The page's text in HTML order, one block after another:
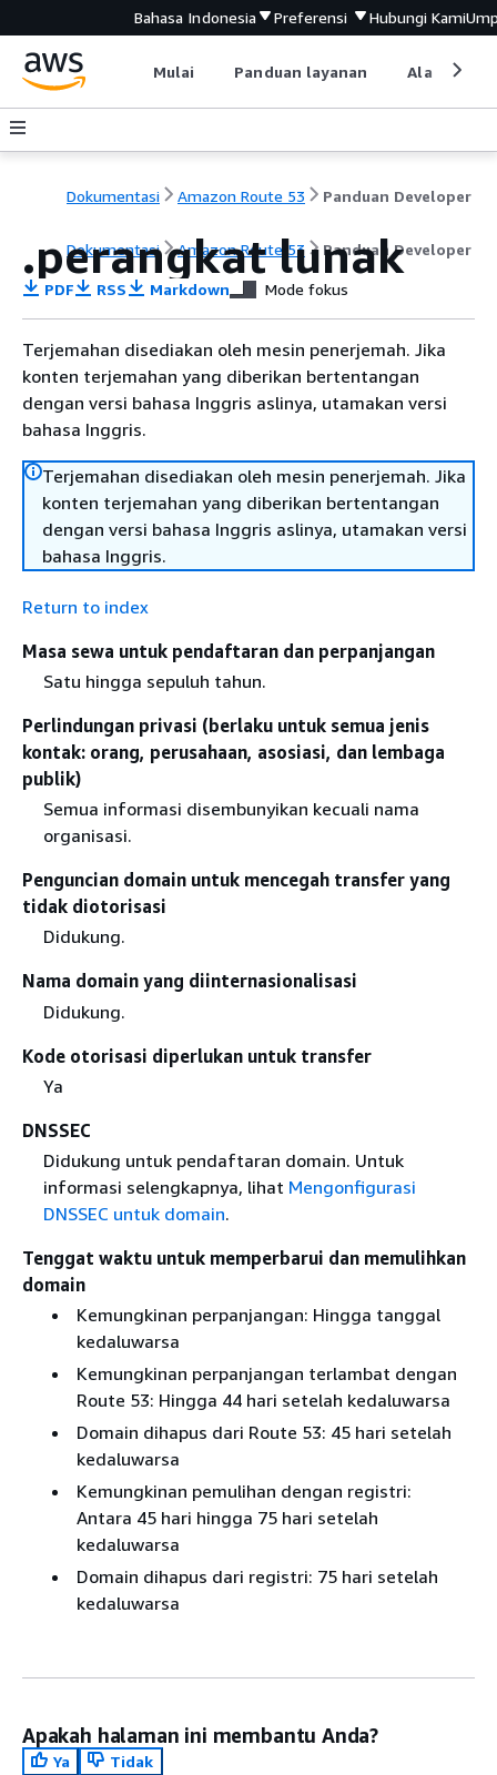
Bahasa Indonesia Preferensi Hubungi Kami
Mulai Panduan layanan Alat
Dokumentasi Amazon Route 53 Panduan Developer
Dokumentasi Amazon Route 53 Panduan Developer
.perangkat lunak
PDF RSS Markdown Mode fokus
Terjemahan disediakan oleh mesin penerjemah. Jika
konten terjemahan yang diberikan bertentangan
dengan versi bahasa Inggris aslinya, utamakan versi
bahasa Inggris.
Terjemahan disediakan oleh mesin penerjemah. Jika
konten terjemahan yang diberikan bertentangan
dengan versi bahasa Inggris aslinya, utamakan versi
bahasa Inggris.
Return to index
Masa sewa untuk pendaftaran dan perpanjangan
Satu hingga sepuluh tahun.
Perlindungan privasi (berlaku untuk semua jenis
kontak: orang, perusahaan, asosiasi, dan lembaga
publik)
Semua informasi disembunyikan kecuali nama
organisasi.
Penguncian domain untuk mencegah transfer yang
tidak diotorisasi
Didukung.
Nama domain yang diinternasionalisasi
Didukung.
Kode otorisasi diperlukan untuk transfer
Ya
DNSSEC
Didukung untuk pendaftaran domain. Untuk
informasi selengkapnya, lihat Mengonfigurasi
DNSSEC untuk domain.
Tenggat waktu untuk memperbarui dan memulihkan
domain
Kemungkinan perpanjangan: Hingga tanggal
kedaluwarsa
Kemungkinan perpanjangan terlambat dengan
Route 53: Hingga 44 hari setelah kedaluwarsa
Domain dihapus dari Route 53: 45 hari setelah
kedaluwarsa
Kemungkinan pemulihan dengan registri:
Antara 45 hari hingga 75 hari setelah
kedaluwarsa
Domain dihapus dari registri: 75 hari setelah
kedaluwarsa
Apakah halaman ini membantu Anda?
Ya
Tidak